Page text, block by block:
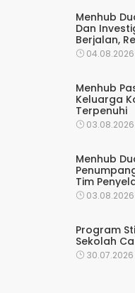
Menhub
Dan
Berjalan,
Rutin
04.08.2026
Menhub
Keluarga
Terpenuhi
03.08.2026
Menhub
Tim
Berjalan
03.08.2026
Program
Sekolah
30.07.2026